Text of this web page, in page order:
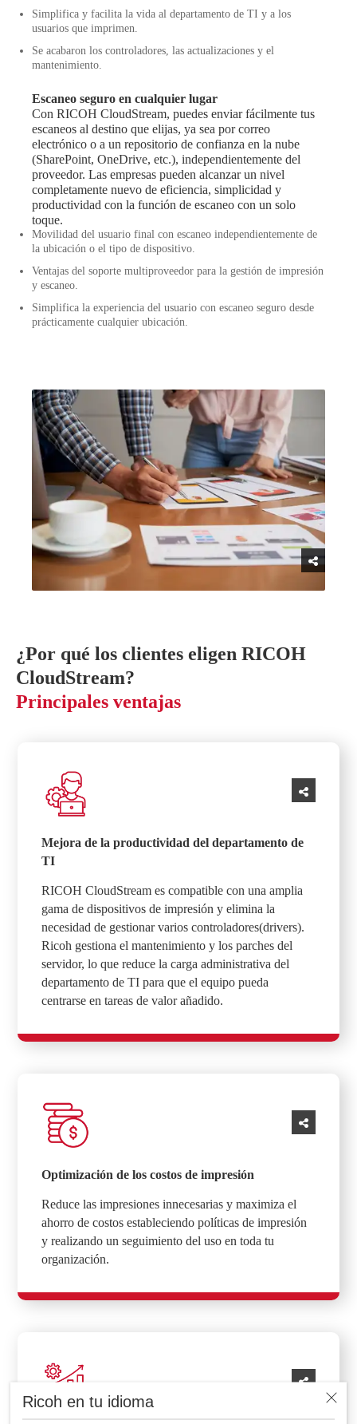
Ricoh en tu idioma
Simplifica y facilita la vida al departamento de TI y a los
usuarios que imprimen.
Se acabaron los controladores, las actualizaciones y el
mantenimiento.
Escaneo seguro en cualquier lugar
Con RICOH CloudStream, puedes enviar fácilmente tus
escaneos al destino que elijas, ya sea por correo
electrónico o a un repositorio de confianza en la nube
(SharePoint, OneDrive, etc.), independientemente del
proveedor. Las empresas pueden alcanzar un nivel
completamente nuevo de eficiencia, simplicidad y
productividad con la función de escaneo con un solo
toque.
Movilidad del usuario final con escaneo independientemente de
la ubicación o el tipo de dispositivo.
Ventajas del soporte multiproveedor para la gestión de impresión
y escaneo.
Simplifica la experiencia del usuario con escaneo seguro desde
prácticamente cualquier ubicación.
¿Por qué los clientes eligen RICOH
CloudStream?
Principales ventajas
Mejora de la productividad del departamento de
TI
RICOH CloudStream es compatible con una amplia
gama de dispositivos de impresión y elimina la
necesidad de gestionar varios controladores(drivers).
Ricoh gestiona el mantenimiento y los parches del
servidor, lo que reduce la carga administrativa del
departamento de TI para que el equipo pueda
centrarse en tareas de valor añadido.
Optimización de los costos de impresión
Reduce las impresiones innecesarias y maximiza el
ahorro de costos estableciendo políticas de impresión
y realizando un seguimiento del uso en toda tu
organización.